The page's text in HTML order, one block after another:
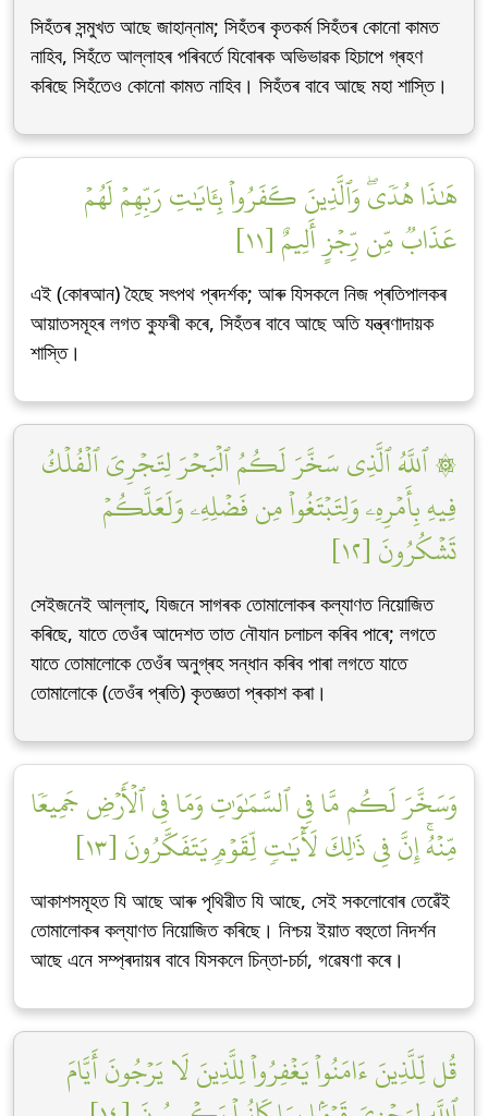
সিহঁতৰ সন্মুখত আছে জাহান্নাম; সিহঁতৰ কৃতকৰ্ম সিহঁতৰ কোনো কামত
নাহিব, সিহঁতে আল্লাহৰ পৰিবৰ্তে যিবোৰক অভিভাৱক হিচাপে গ্ৰহণ
কৰিছে সিহঁতেও কোনো কামত নাহিব। সিহঁতৰ বাবে আছে মহা শাস্তি।
هَٰذَا هُدٗىۖ وَٱلَّذِينَ كَفَرُواْ بِـَٔايَٰتِ رَبِّهِمۡ لَهُمۡ
عَذَابٞ مِّن رِّجۡزٍ أَلِيمٌ [١١]
এই (কোৰআন) হৈছে সৎপথ প্ৰদৰ্শক; আৰু যিসকলে নিজ প্ৰতিপালকৰ
আয়াতসমূহৰ লগত কুফৰী কৰে, সিহঁতৰ বাবে আছে অতি যন্ত্ৰণাদায়ক
শাস্তি।
۞ ٱللَّهُ ٱلَّذِي سَخَّرَ لَكُمُ ٱلۡبَحۡرَ لِتَجۡرِيَ ٱلۡفُلۡكُ
فِيهِ بِأَمۡرِهِۦ وَلِتَبۡتَغُواْ مِن فَضۡلِهِۦ وَلَعَلَّكُمۡ
تَشۡكُرُونَ [١٢]
সেইজনেই আল্লাহ, যিজনে সাগৰক তোমালোকৰ কল্যাণত নিয়োজিত
কৰিছে, যাতে তেওঁৰ আদেশত তাত নৌযান চলাচল কৰিব পাৰে; লগতে
যাতে তোমালোকে তেওঁৰ অনুগ্ৰহ সন্ধান কৰিব পাৰা লগতে যাতে
তোমালোকে (তেওঁৰ প্ৰতি) কৃতজ্ঞতা প্ৰকাশ কৰা।
وَسَخَّرَ لَكُم مَّا فِي ٱلسَّمَٰوَٰتِ وَمَا فِي ٱلۡأَرۡضِ جَمِيعٗا
مِّنۡهُۚ إِنَّ فِي ذَٰلِكَ لَأٓيَٰتٖ لِّقَوۡمٖ يَتَفَكَّرُونَ [١٣]
আকাশসমূহত যি আছে আৰু পৃথিৱীত যি আছে, সেই সকলোবোৰ তেৱেঁই
তোমালোকৰ কল্যাণত নিয়োজিত কৰিছে। নিশ্চয় ইয়াত বহুতো নিদৰ্শন
আছে এনে সম্প্ৰদায়ৰ বাবে যিসকলে চিন্তা-চৰ্চা, গৱেষণা কৰে।
قُل لِّلَّذِينَ ءَامَنُواْ يَغۡفِرُواْ لِلَّذِينَ لَا يَرۡجُونَ أَيَّامَ